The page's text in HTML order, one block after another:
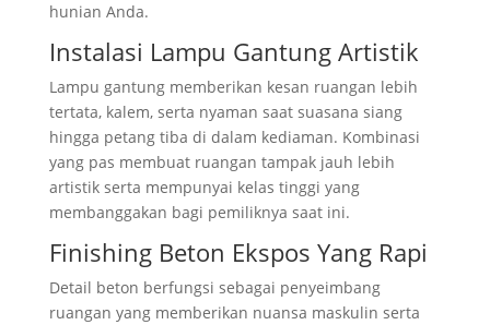
hunian Anda.
Instalasi Lampu Gantung Artistik
Lampu gantung memberikan kesan ruangan lebih
tertata, kalem, serta nyaman saat suasana siang
hingga petang tiba di dalam kediaman. Kombinasi
yang pas membuat ruangan tampak jauh lebih
artistik serta mempunyai kelas tinggi yang
membanggakan bagi pemiliknya saat ini.
Finishing Beton Ekspos Yang Rapi
Detail beton berfungsi sebagai penyeimbang
ruangan yang memberikan nuansa maskulin serta